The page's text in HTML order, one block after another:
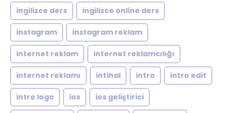
ingilizce ders ingilizce online ders
instagram instagram reklam
internet reklam internet reklamcılığı
internet reklamı intihal intro intro edit
intro logo ios ios geliştirici